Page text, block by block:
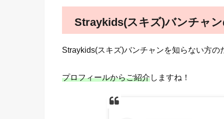
Straykids(スキズ)バンチャ
Straykids(スキズ)バンチャンを知らない方
プロフィールからご紹介しますね！